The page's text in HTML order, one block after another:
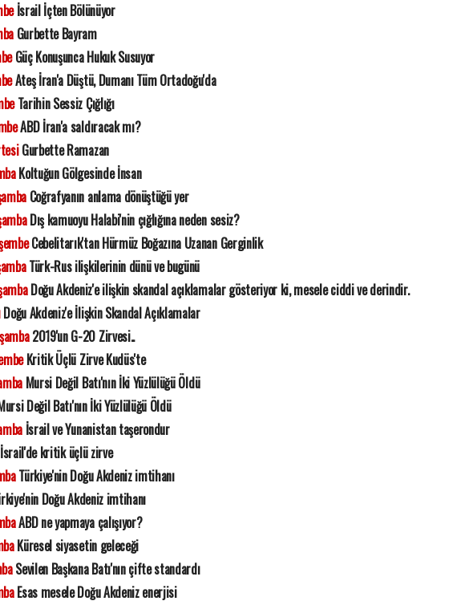
İsrail İçten Bölünüyor
Gurbette Bayram
Güç Konuşunca Hukuk Susuyor
Ateş İran'a Düştü, Dumanı Tüm Ortadoğu'da
Tarihin Sessiz Çığlığı
ABD İran'a saldıracak mı?
Gurbette Ramazan
Koltuğun Gölgesinde İnsan
Coğrafyanın anlama dönüştüğü yer
Dış kamuoyu Halabi'nin çığlığına neden sesiz?
Cebelitarık'tan Hürmüz Boğazına Uzanan Gerginlik
Türk-Rus ilişkilerinin dünü ve bugünü
Doğu Akdeniz'e ilişkin skandal açıklamalar gösteriyor ki, mesele ciddi ve derindir.
Doğu Akdeniz'e İlişkin Skandal Açıklamalar
2019'un G-20 Zirvesi..
Kritik Üçlü Zirve Kudüs'te
Mursi Değil Batı'nın İki Yüzlülüğü Öldü
Değil Batı'nın İki Yüzlülüğü Öldü
İsrail ve Yunanistan taşerondur
kritik üçlü zirve
Türkiye'nin Doğu Akdeniz imtihanı
Doğu Akdeniz imtihanı
ABD ne yapmaya çalışıyor?
Küresel siyasetin geleceği
Sevilen Başkana Batı'nın çifte standardı
Esas mesele Doğu Akdeniz enerjisi